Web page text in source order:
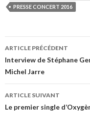
PRESSE CONCERT 2016
Navigation
des
articles
ARTICLE PRÉCÉDENT
Interview de Stéphane
Michel Jarre
ARTICLE SUIVANT
Le premier single